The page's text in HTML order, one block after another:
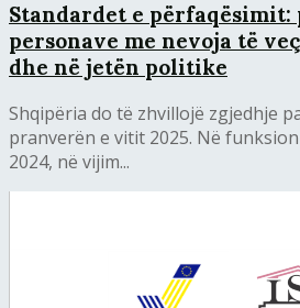
Standardet e
personave me nevoja të
dhe në jetën politike
Shqipëria do të zhvillojë zgjedhje
pranverën e vitit 2025. Në
2024, në vijim...